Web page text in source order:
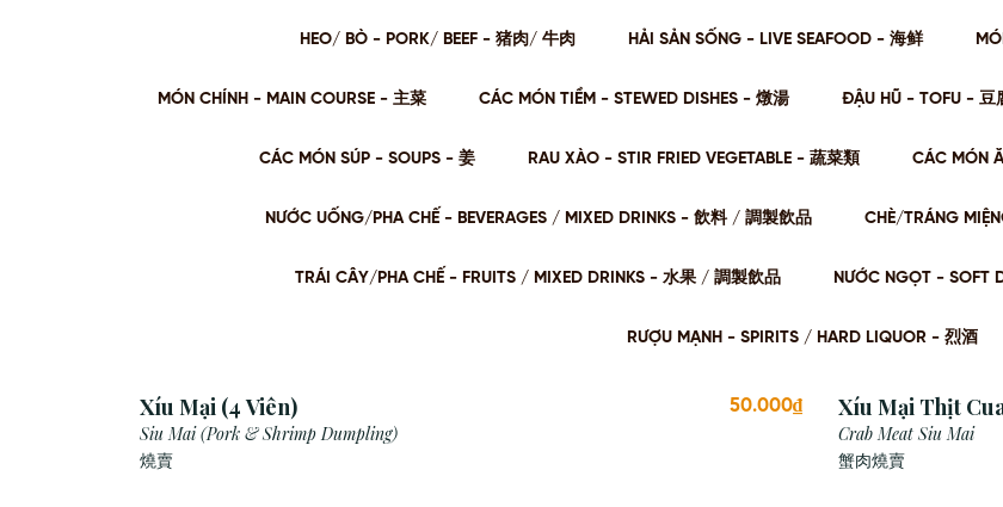
HEO/ BÒ - PORK/ BEEF - 猪肉/ 牛肉 HẢI SẢN SỐNG - LIVE SEAFOOD - 海鲜
MÓN CHÍNH - MAIN COURSE - 主菜 CÁC MÓN TIỀM - STEWED DISHES - 燉湯 ĐẬU HŨ - TOFU - 豆
CÁC MÓN SÚP - SOUPS - 姜 RAU XÀO - STIR FRIED VEGETABLE - 蔬菜類 CÁC MÓN
NƯỚC UỐNG/PHA CHẾ - BEVERAGES / MIXED DRINKS - 飲料 / 調製飲品 CHÈ/TRÁNG
TRÁI CÂY/PHA CHẾ - FRUITS / MIXED DRINKS - ⽔果 / 調製飲品 NƯỚC NGỌT - SOFT
RƯỢU MẠNH - SPIRITS / HARD LIQUOR - 烈酒
Xíu Mại (4 Viên)
Siu Mai (Pork & Shrimp Dumpling)
燒賣
50.000₫ Xíu Mại Thịt
Crab Meat Siu Mai
蟹肉燒賣